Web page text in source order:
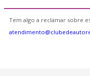
Tem algo a reclamar sobre